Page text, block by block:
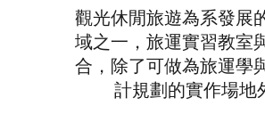
觀光休閒旅遊為系發展
域之一，旅運實習教室
合，除了可做為旅運學
計規劃的實作場地